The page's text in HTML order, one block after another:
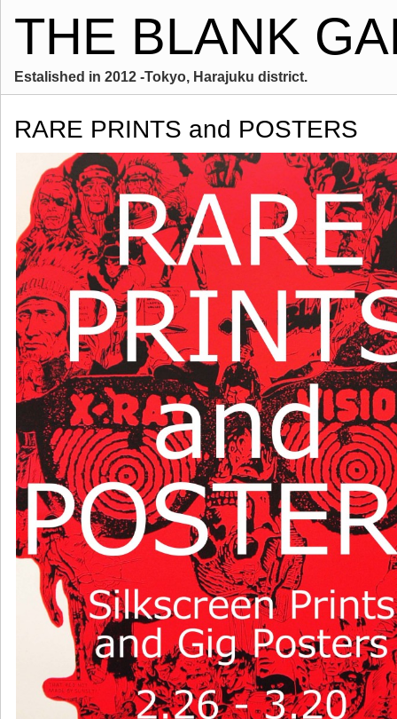
THE BLANK
Estalished in 2012 -Tokyo, Harajuku district.
RARE PRINTS and POSTERS